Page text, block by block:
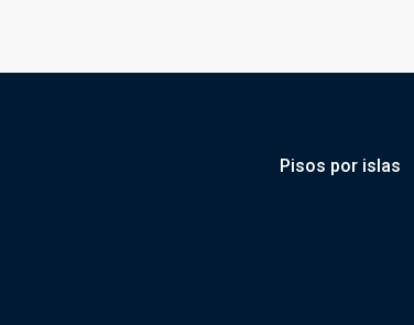
Pisos por islas